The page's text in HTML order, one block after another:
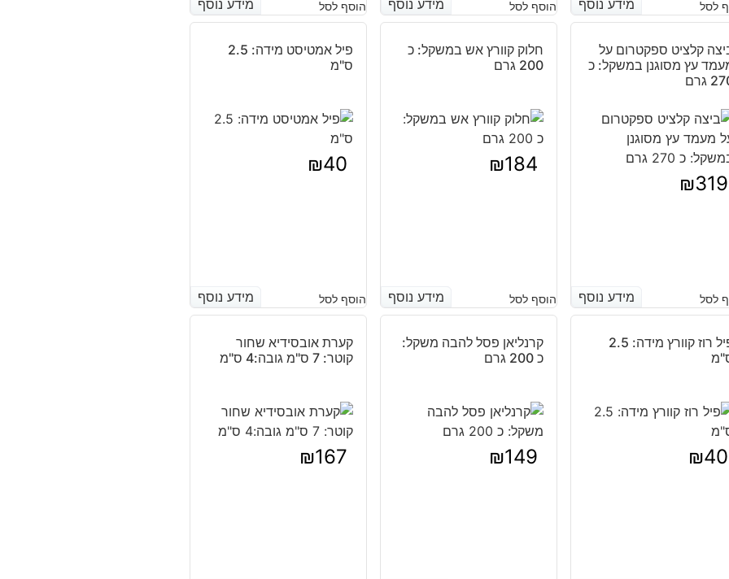
מידע נוסף לסל מידע נוסף מידע נוסף הוסף לסל מידע נוסף מידע נוסף הוסף לסל מידע נוסף
קלציט ספקטרום על
עץ מסוגנן במשקל: כ
גרם
₪319
מידע נוסף לסל מידע נוסף
חלוק קוורץ אש במשקל: כ
200 גרם
₪184
מידע נוסף הוסף לסל מידע נוסף
פיל אמטיסט מידה: 2.5
ס"מ
₪40
מידע נוסף הוסף לסל מידע נוסף
פיל רוז קוורץ מידה: 2.5
₪40
קרנליאן פסל להבה משקל:
כ 200 גרם
₪149
קערת אובסידיא שחור
קוטר: 7 ס"מ גובה:4 ס"מ
₪167